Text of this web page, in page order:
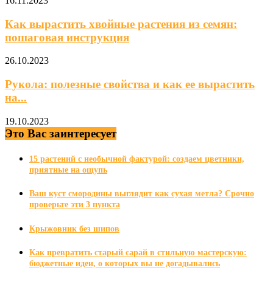
Как вырастить хвойные растения из семян:
пошаговая инструкция
26.10.2023
Рукола: полезные свойства и как ее вырастить
на...
19.10.2023
Это Вас заинтересует
15 растений с необычной фактурой: создаем цветники,
приятные на ощупь
Ваш куст смородины выглядит как сухая метла? Срочно
проверьте эти 3 пункта
Крыжовник без шипов
Как превратить старый сарай в стильную мастерскую:
бюджетные идеи, о которых вы не догадывались